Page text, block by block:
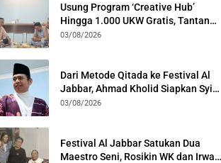
Usung Program ‘Creative Hub’
Hingga 1.000 UKW Gratis, Tantan
Sulthon Paparkan Visi PWI Jabar di
03/08/2026
Dari Metode Qitada ke Festival Al
Jabbar, Ahmad Kholid Siapkan Syiar
Al-Qur’an Lewat Nada
03/08/2026
Festival Al Jabbar Satukan Dua
Maestro Seni, Rosikin WK dan Irwan